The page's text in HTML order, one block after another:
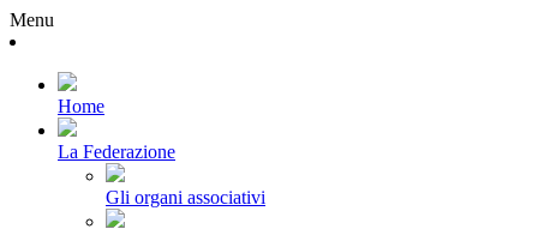
Menu
Home
La Federazione
Gli organi associativi